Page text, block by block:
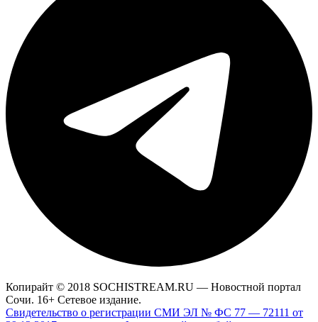
Копирайт © 2018 SOCHISTREAM.RU — Новостной портал
Сочи. 16+ Сетевое издание.
Свидетельство о регистрации СМИ ЭЛ № ФС 77 — 72111 от